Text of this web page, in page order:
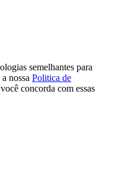
semelhantes para
nossa Politica de
concorda com essas